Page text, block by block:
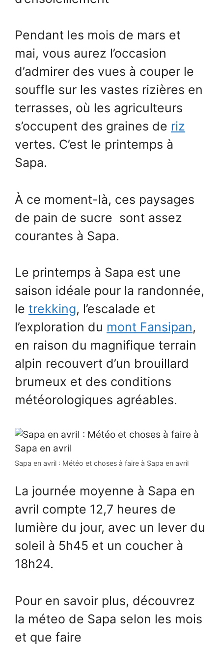
Pendant les mois de mars et
mai, vous aurez l’occasion
d’admirer des vues à couper le
souffle sur les vastes rizières en
terrasses, où les agriculteurs
s’occupent des graines de riz
vertes. C’est le printemps à
Sapa.
À ce moment-là, ces paysages
de pain de sucre sont assez
courantes à Sapa.
Le printemps à Sapa est une
saison idéale pour la randonnée,
le trekking, l’escalade et
l’exploration du mont Fansipan,
en raison du magnifique terrain
alpin recouvert d’un brouillard
brumeux et des conditions
météorologiques agréables.
Sapa en avril : Météo et choses à faire à Sapa en avril
La journée moyenne à Sapa en
avril compte 12,7 heures de
lumière du jour, avec un lever du
soleil à 5h45 et un coucher à
18h24.
Pour en savoir plus, découvrez
la méteo de Sapa selon les mois
et que faire